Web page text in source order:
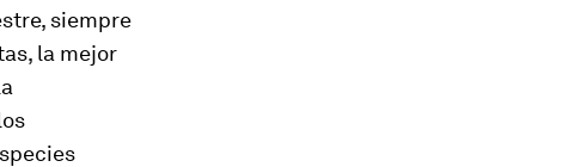
siempre
la mejor